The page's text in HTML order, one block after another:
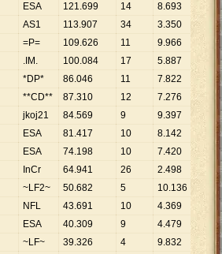
ESA 121.699 14 8.693
AS1 113.907 34 3.350
=P= 109.626 11 9.966
.IM. 100.084 17 5.887
*DP* 86.046 11 7.822
**CD** 87.310 12 7.276
jkoj21 84.569 9 9.397
ESA 81.417 10 8.142
ESA 74.198 10 7.420
InCr 64.941 26 2.498
~LF2~ 50.682 5 10.136
NFL 43.691 10 4.369
ESA 40.309 9 4.479
~LF~ 39.326 4 9.832